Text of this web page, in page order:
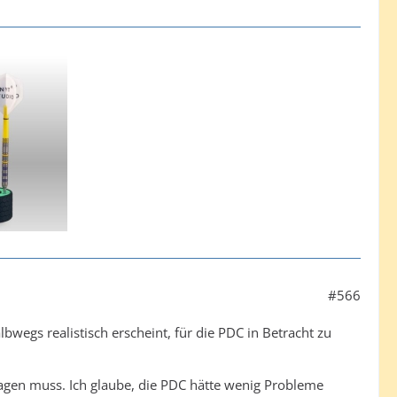
#566
realistisch erscheint, für die PDC in Betracht zu
muss. Ich glaube, die PDC hätte wenig Probleme